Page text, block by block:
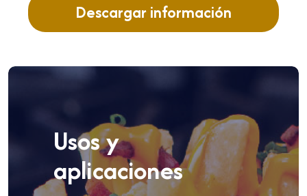
Descargar información
Usos y
aplicaciones